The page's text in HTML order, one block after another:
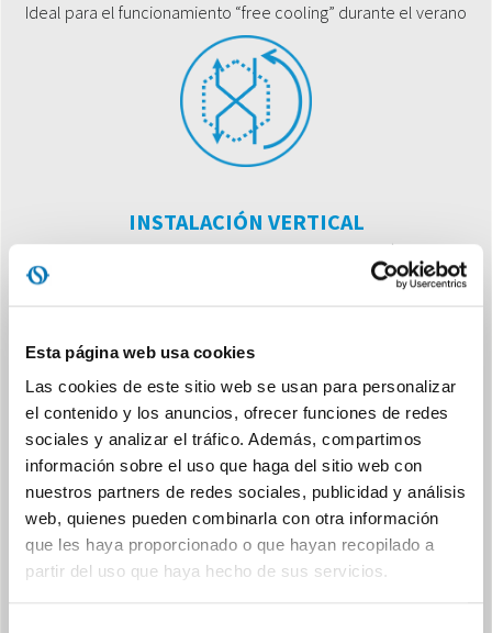
Esta página web usa cookies
Las cookies de este sitio web se usan para personalizar
el contenido y los anuncios, ofrecer funciones de redes
sociales y analizar el tráfico. Además, compartimos
información sobre el uso que haga del sitio web con
nuestros partners de redes sociales, publicidad y análisis
web, quienes pueden combinarla con otra información
que les haya proporcionado o que hayan recopilado a
partir del uso que haya hecho de sus servicios.
Ideal para el funcionamiento “free cooling” durante el verano
INSTALACIÓN VERTICAL
Adecuada para ser instalada en la pared, en posición vertical.
CONTROL AUTOMÁTICO
La unidad se suministra con panel de control multi-función, con
pantalla LCD.